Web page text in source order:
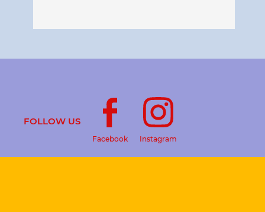
FOLLOW US
Facebook Instagram